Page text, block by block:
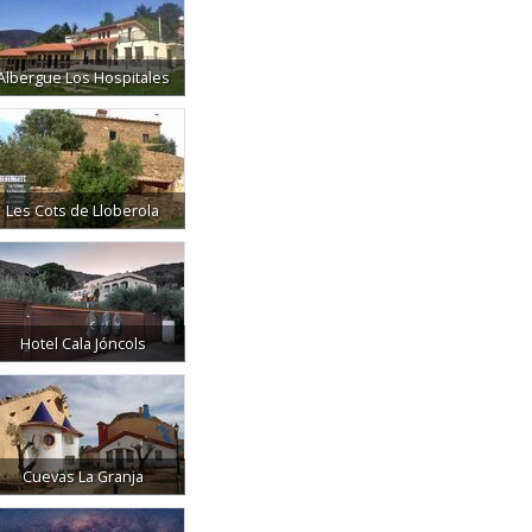
Los Hospitales
Les Cots de Lloberola
Hotel Cala Jóncols
Cuevas La Granja